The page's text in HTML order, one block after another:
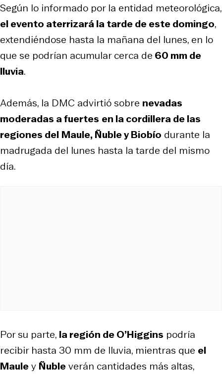
Según lo informado por la entidad meteorológica,
el evento aterrizará la tarde de este domingo,
extendiéndose hasta la mañana del lunes, en lo
que se podrían acumular cerca de 60 mm de
lluvia.
Además, la DMC advirtió sobre nevadas
moderadas a fuertes en la cordillera de las
regiones del Maule, Ñuble y Biobío durante la
madrugada del lunes hasta la tarde del mismo
día.
Por su parte, la región de O’Higgins podría
recibir hasta 30 mm de lluvia, mientras que el
Mauley Ñubleverán cantidades más altas,